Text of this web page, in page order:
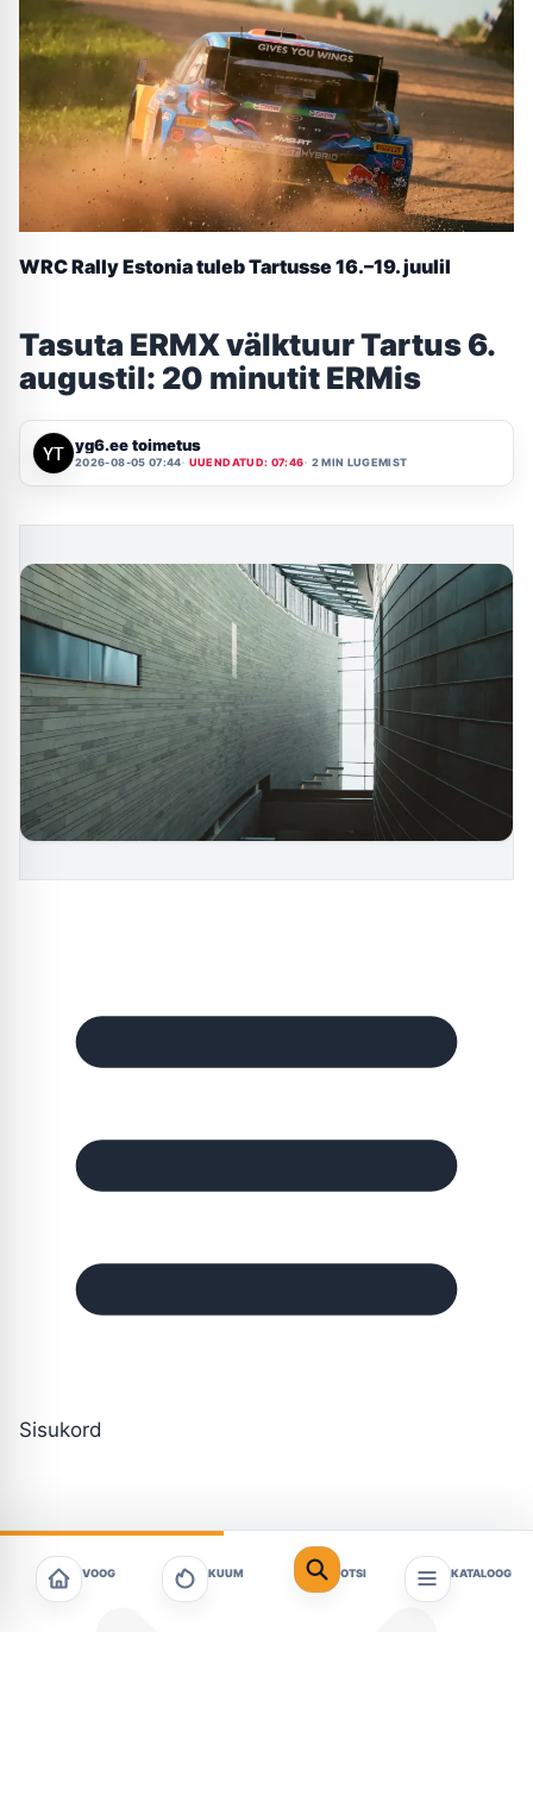
WRC Rally Estonia tuleb Tartusse 16.–19. juulil
Tasuta ERMX välktuur Tartus 6.
augustil: 20 minutit ERMis
yg6.ee toimetus
2026-08-05 07:44 UUENDATUD: 07:46 2 MIN LUGEMIST
Sisukord
VOOG KUUM OTSI KATALOOG